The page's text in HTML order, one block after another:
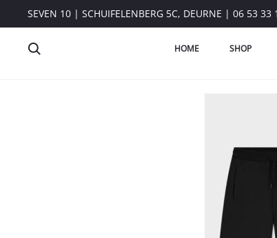
SEVEN 10 | SCHUIFELENBERG 5C, DEURNE | 06 53 33
HOME SHOP